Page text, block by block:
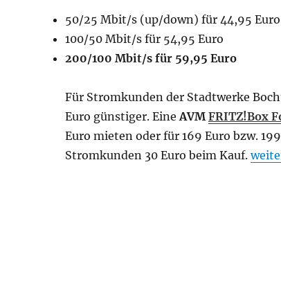
50/25 Mbit/s (up/down) für 44,95 Euro
100/50 Mbit/s für 54,95 Euro
200/100 Mbit/s für 59,95 Euro
Für Stromkunden der Stadtwerke
Euro günstiger. Eine AVM FRITZ!Box
Euro mieten oder für 169 Euro bzw.
Stromkunden 30 Euro beim Kauf.